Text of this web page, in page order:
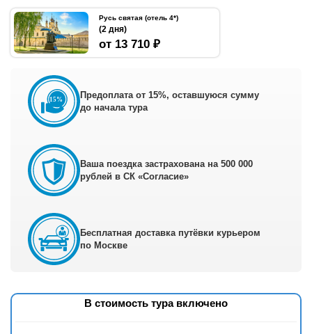
Русь святая (отель 4*)
(2 дня)
от 13 710 ₽
Предоплата от 15%, оставшуюся сумму
до начала тура
Ваша поездка застрахована на 500 000
рублей в СК «Согласие»
Бесплатная доставка путёвки курьером
по Москве
В стоимость тура включено